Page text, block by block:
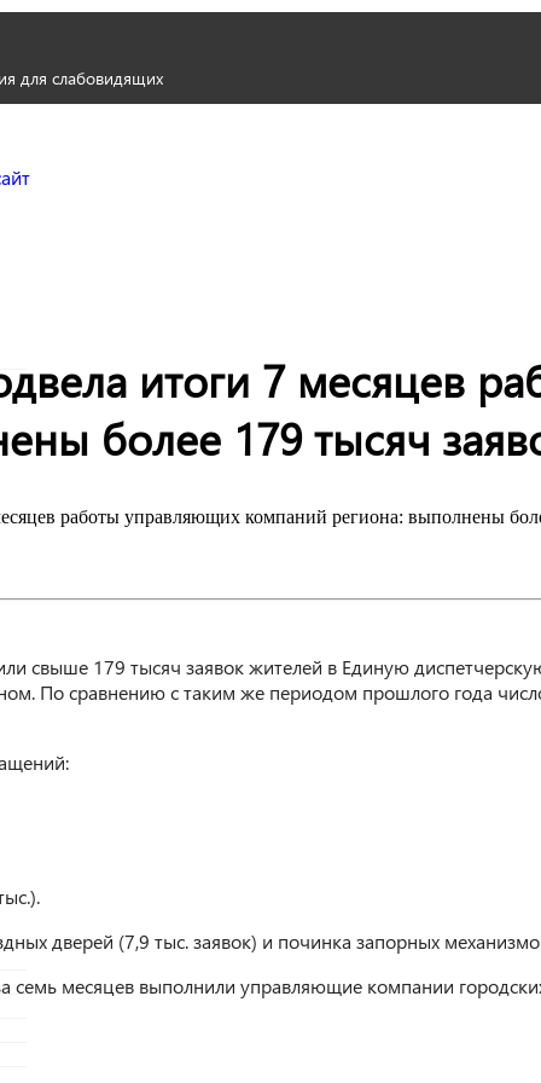
для слабовидящих
итоги 7 месяцев
более 179 тысяч
работы управляющих компаний региона: выполнены
свыше 179 тысяч заявок жителей в Единую
По сравнению с таким же периодом прошлого года
дверей (7,9 тыс. заявок) и починка запорных
семь месяцев выполнили управляющие компании